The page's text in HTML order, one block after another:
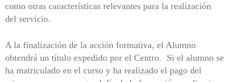
como otras características relevantes para la realización
del servicio.
A la finalización de la acción formativa, el Alumno
obtendrá un título expedido por el Centro. Si el alumno se
ha matriculado en el curso y ha realizado el pago del